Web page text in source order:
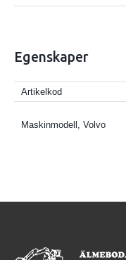
Egenskaper
Artikelkod
Maskinmodell, Volvo